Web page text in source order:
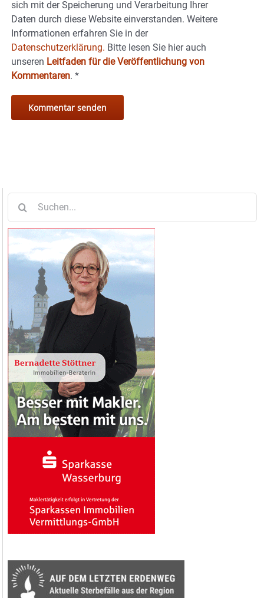
sich mit der Speicherung und Verarbeitung Ihrer
Daten durch diese Website einverstanden. Weitere
Informationen erfahren Sie in der
Datenschutzerklärung. Bitte lesen Sie hier auch
unseren Leitfaden für die Veröffentlichung von
Kommentaren. *
nach: